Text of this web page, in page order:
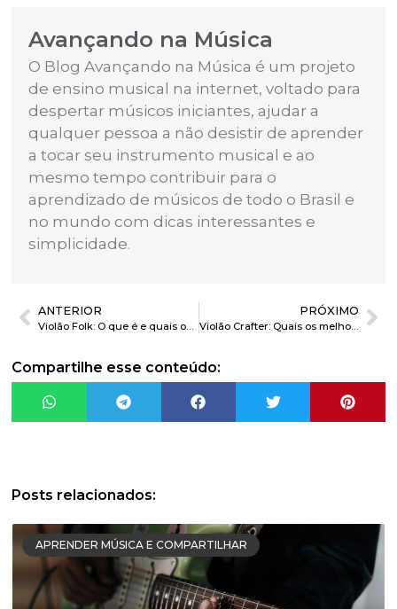
Avançando na Música
O Blog Avançando na Música é um projeto
de ensino musical na internet, voltado para
despertar músicos iniciantes, ajudar a
qualquer pessoa a não desistir de aprender
a tocar seu instrumento musical e ao
mesmo tempo contribuir para o
aprendizado de músicos de todo o Brasil e
no mundo com dicas interessantes e
simplicidade.
ANTERIOR PRÓXIMO
Violão Crafter: Quais os melhores modelos para comprar?
Compartilhe esse conteúdo:
Posts relacionados:
APRENDER MÚSICA E COMPARTILHAR